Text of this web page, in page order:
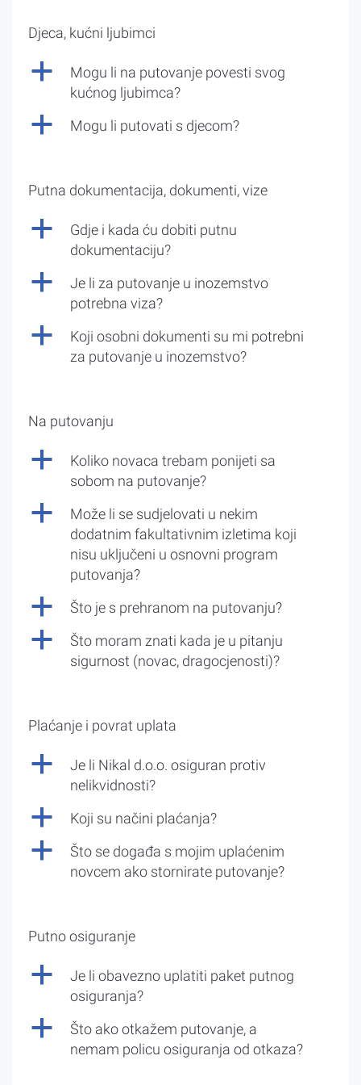
Djeca, kućni ljubimci
a
Mogu li na putovanje povesti svog
kućnog ljubimca?
a Mogu li putovati s djecom?
Putna dokumentacija, dokumenti, vize
a
Gdje i kada ću dobiti putnu
dokumentaciju?
a
Je li za putovanje u inozemstvo
potrebna viza?
a
Koji osobni dokumenti su mi potrebni
za putovanje u inozemstvo?
Na putovanju
a
Koliko novaca trebam ponijeti sa
sobom na putovanje?
a
Može li se sudjelovati u nekim
dodatnim fakultativnim izletima koji
nisu uključeni u osnovni program
putovanja?
a Što je s prehranom na putovanju?
a
Što moram znati kada je u pitanju
sigurnost (novac, dragocjenosti)?
Plaćanje i povrat uplata
a
Je li Nikal d.o.o. osiguran protiv
nelikvidnosti?
a Koji su načini plaćanja?
a
Što se događa s mojim uplaćenim
novcem ako stornirate putovanje?
Putno osiguranje
a
Je li obavezno uplatiti paket putnog
osiguranja?
a
Što ako otkažem putovanje, a
nemam policu osiguranja od otkaza?